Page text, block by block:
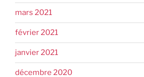
mars 2021
février 2021
janvier 2021
décembre 2020